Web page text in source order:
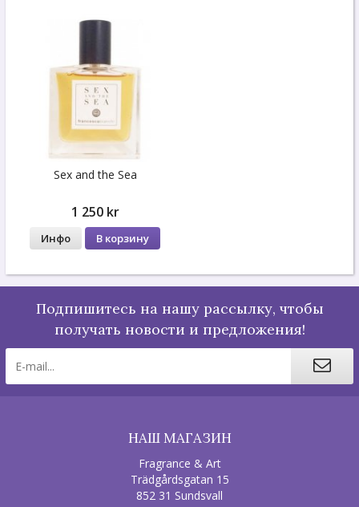
Sex and the Sea
1 250 kr
Инфо В корзину
Подпишитесь на нашу рассылку, чтобы
получать новости и предложения!
НАШ МАГАЗИН
Fragrance & Art
Trädgårdsgatan 15
852 31 Sundsvall